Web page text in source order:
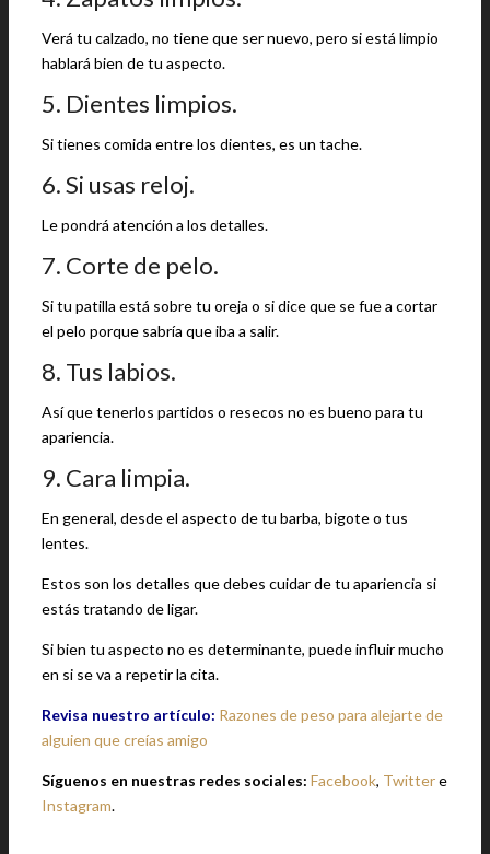
Verá tu calzado, no tiene que ser nuevo, pero si está limpio
hablará bien de tu aspecto.
5. Dientes limpios.
Si tienes comida entre los dientes, es un tache.
6. Si usas reloj.
Le pondrá atención a los detalles.
7. Corte de pelo.
Si tu patilla está sobre tu oreja o si dice que se fue a cortar
el pelo porque sabría que iba a salir.
8. Tus labios.
Así que tenerlos partidos o resecos no es bueno para tu
apariencia.
9. Cara limpia.
En general, desde el aspecto de tu barba, bigote o tus
lentes.
Estos son los detalles que debes cuidar de tu apariencia si
estás tratando de ligar.
Si bien tu aspecto no es determinante, puede influir mucho
en si se va a repetir la cita.
Revisa nuestro artículo: Razones de peso para alejarte de
alguien que creías amigo
Síguenos en nuestras redes sociales: Facebook, Twittere
Instagram.